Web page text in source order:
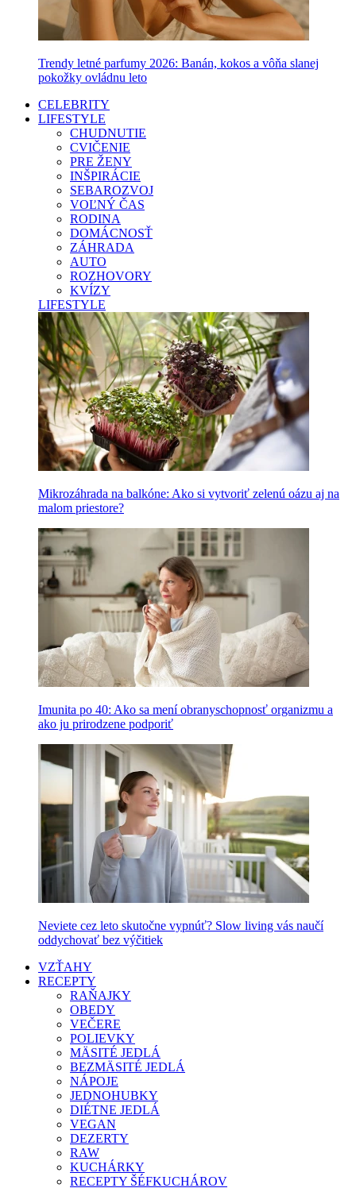
Trendy letné parfumy 2026: Banán, kokos a vôňa slanej
pokožky ovládnu leto
CELEBRITY
LIFESTYLE
CHUDNUTIE
CVIČENIE
PRE ŽENY
INŠPIRÁCIE
SEBAROZVOJ
VOĽNÝ ČAS
RODINA
DOMÁCNOSŤ
ZÁHRADA
AUTO
ROZHOVORY
KVÍZY
LIFESTYLE
Mikrozáhrada na balkóne: Ako si vytvoriť zelenú oázu aj na
malom priestore?
Imunita po 40: Ako sa mení obranyschopnosť organizmu a
ako ju prirodzene podporiť
Neviete cez leto skutočne vypnúť? Slow living vás naučí
oddychovať bez výčitiek
VZŤAHY
RECEPTY
RAŇAJKY
OBEDY
VEČERE
POLIEVKY
MÄSITÉ JEDLÁ
BEZMÄSITÉ JEDLÁ
NÁPOJE
JEDNOHUBKY
DIÉTNE JEDLÁ
VEGAN
DEZERTY
RAW
KUCHÁRKY
RECEPTY ŠÉFKUCHÁROV